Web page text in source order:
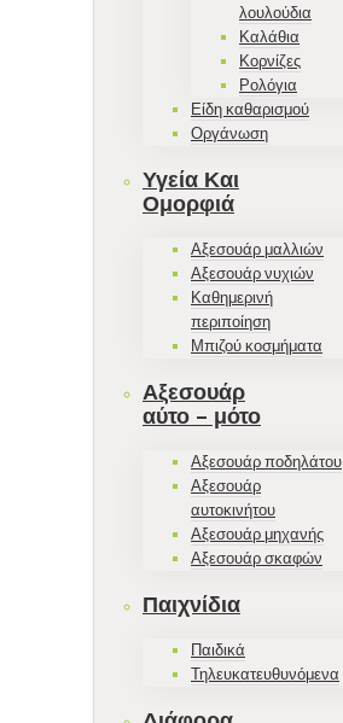
λουλούδια
Καλάθια
Κορνίζες
Ρολόγια
Είδη καθαρισμού
Οργάνωση
Υγεία Και
Ομορφιά
Αξεσουάρ μαλλιών
Αξεσουάρ νυχιών
Καθημερινή
περιποίηση
Μπιζού κοσμήματα
Αξεσουάρ
αύτο – μότο
Αξεσουάρ ποδηλάτου
Αξεσουάρ
αυτοκινήτου
Αξεσουάρ μηχανής
Αξεσουάρ σκαφών
Παιχνίδια
Παιδικά
Τηλευκατευθυνόμενα